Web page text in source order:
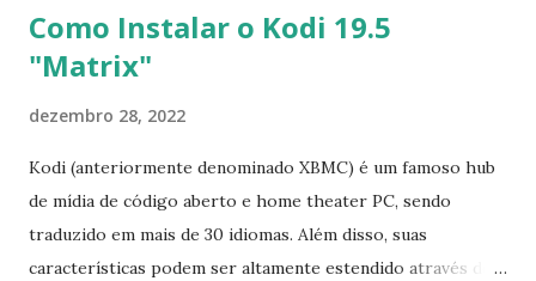
Como Instalar o Kodi 19.5
"Matrix"
dezembro 28, 2022
Kodi (anteriormente denominado XBMC) é um famoso hub
de mídia de código aberto e home theater PC, sendo
traduzido em mais de 30 idiomas. Além disso, suas
características podem ser altamente estendido através de